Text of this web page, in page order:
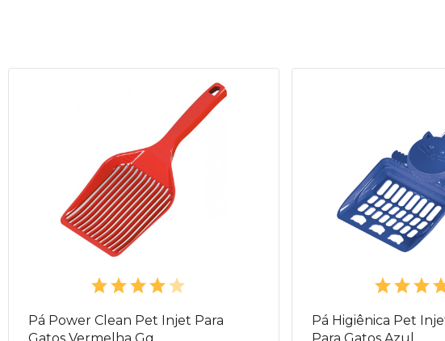
Pá Power Clean Pet Injet Para
Pá Higiênica Pet